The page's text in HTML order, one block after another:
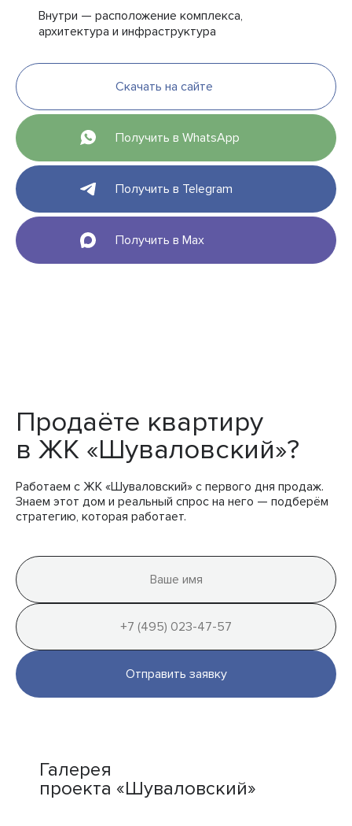
Внутри — расположение комплекса,
архитектура и инфраструктура
Скачать на сайте
Получить в WhatsApp
Получить в Telegram
Получить в Max
Продаёте квартиру
в ЖК «Шуваловский»?
Работаем с ЖК «Шуваловский» с первого дня продаж.
Знаем этот дом и реальный спрос на него — подберём
стратегию, которая работает.
Отправить заявку
Галерея
проекта «Шуваловский»